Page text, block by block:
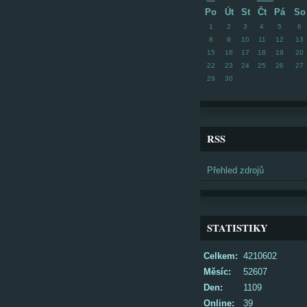
Po Út St Čt Pá So
1 2 3 4 5 6
8
9 10 11 12 13
15
16 17 18 19 20
22
23 24 25 26 27
29
30
RSS
Přehled zdrojů
STATISTIKY
Online: 39
Celkem: 4210602
Měsíc:
52607
Den:
1109